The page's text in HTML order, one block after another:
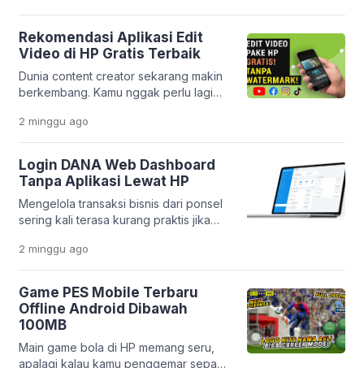
seperti sekarang, semua itu bukan lagi
hal yang sulit. Melalui inovasi
terbarunya, PT Pegadaian
menghadirkan aplikasi yang makin
lengkap dan praktis. Layanan
Pegadaian Digital kini berevolusi jadi
terintegrasi. […]
Rekomendasi Aplikasi Edit
Video di HP Gratis Terbaik
Dunia content creator sekarang makin
berkembang. Kamu nggak perlu lagi
keren. Cukup pakai HP, kamu sudah
bisa menghasilkan konten yang
menarik dan profesional. Platform
seperti TikTok, Instagram Reels, dan
YouTube Shorts bikin kebutuhan
editing video makin tinggi. Tapi
masalahnya, banyak orang bingung
gratis, mudah dipakai, […]
2 minggu ago
Login DANA Web Dashboard
Tanpa Aplikasi Lewat HP
Mengelola transaksi bisnis dari ponsel
sering kali terasa kurang praktis jika
sekaligus. Apalagi jika memori HP
sudah mulai penuh atau kamu ingin
bekerja lebih cepat tanpa berpindah-
pindah aplikasi. Kabar baiknya, DANA
menyediakan layanan Dashboard Web
yang bisa diakses langsung melalui
browser. Platform ini memudahkan
2 minggu ago
Game PES Mobile Terbaru
Offline Android Dibawah
100MB
Main game bola di HP memang seru,
apalagi kalau kamu penggemar sepak